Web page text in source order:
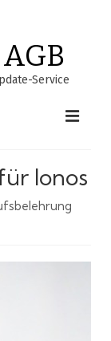
Service
Ionos